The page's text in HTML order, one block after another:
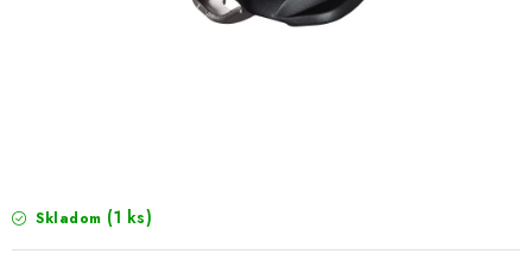
ZNAČKY
Skladom (1 ks)